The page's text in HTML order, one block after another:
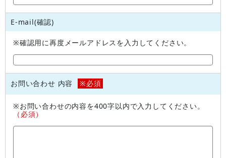
E-mail(確認)
※確認用に再度メールアドレスを入力してください。
お問い合わせ 内容 ※必須
※お問い合わせの内容を400字以内で入力してください。
（必須）